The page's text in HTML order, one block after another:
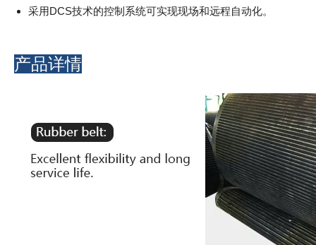
采用DCS技术的控制系统可实现现场和远程自动化。
产品详情